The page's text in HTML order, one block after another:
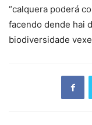
“calquera poderá
facendo dende hai
biodiversidade